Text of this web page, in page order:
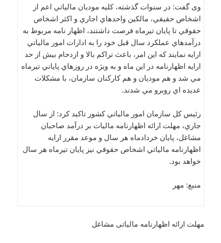
وی گفت: در سنوات گذشته، کليه موديان مالياتي اعم از
اشخاص حقيقي، مالکين واحدهاي اجاري و اکثر اشخاص
حقوقي تا پايان تيرماه فرصت داشتند، اظهار نامه مربوط به
درآمدهاي عملکرد سال قبل خود را به ادارات امور مالياتي
ارايه نمايند که اين امر، باعث تراکم بالا و ازدحام بيش از حد
ارايه اظهارنامه در اين ماه و به ويژه در روزهاي پاياني تيرماه
مي شد و هم موديان و هم کارکنان سازمان، با مشکلات
عديده اي روبرو مي شدند.
رئيس کل سازمان امور مالياتي کشور تاکيد کرد: از سال
جاري، مهلت ارائه اظهارنامه ماليات بر درآمد صاحبان
مشاغل، پايان خردادماه هر سال و موعد مقرر ارايه
اظهارنامه مالياتي اشخاص حقوقي نيز پايان تيرماه هر سال
خواهد بود.
منبع: مهر
مهلت ارائه اظهارنامه مالیاتی مشاغل